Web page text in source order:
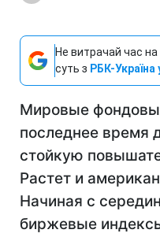
Не витрачай час
суть з РБК-Україна
Мировые
последнее время
стойкую
Растет и
Начиная с
биржевые